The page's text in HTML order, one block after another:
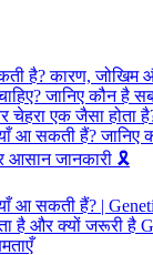
है? कारण, जोखिम
जानिए कौन है
चेहरा एक जैसा होता
आ सकती हैं?
आसान जानकारी 🎗️
आ सकती हैं? |
है और क्यों जरूरी है